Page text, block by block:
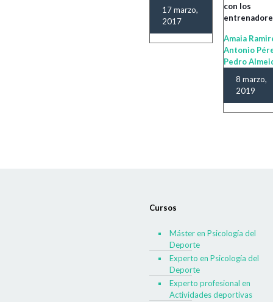
17 marzo,
2017
con los
Amaia
Antonio
Pedro
8 marzo,
2019
Cursos
Máster en Psicología del
Deporte
Experto en Psicología del
Deporte
Experto profesional en
Actividades deportivas